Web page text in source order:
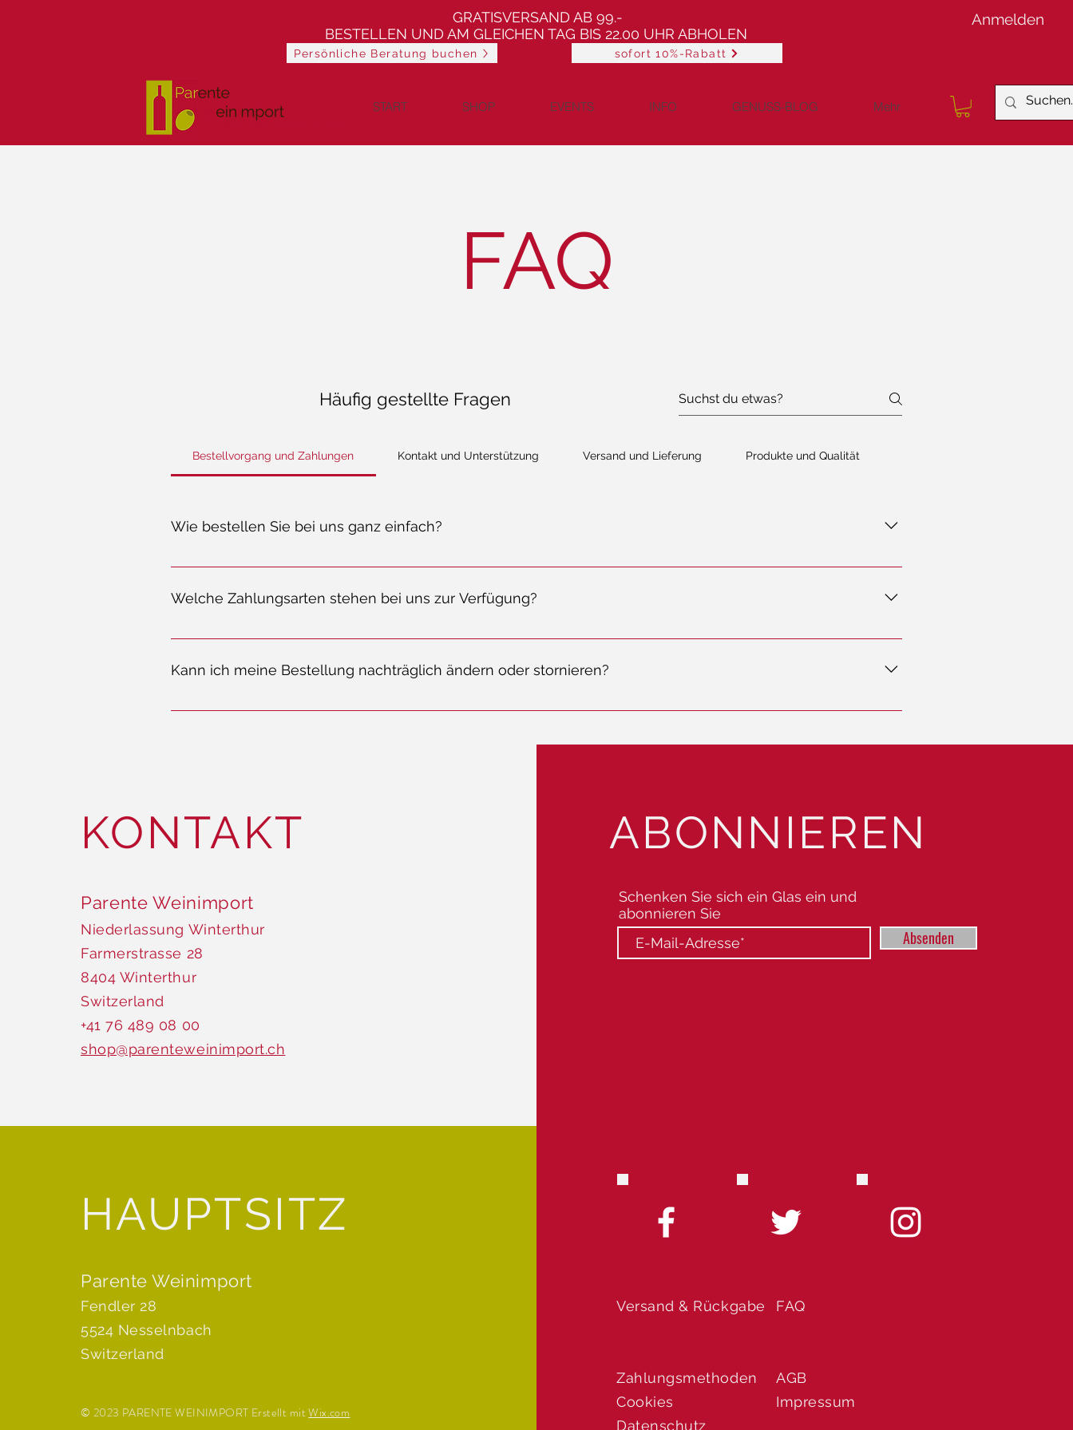
GRATISVERSAND AB 99.-
BESTELLEN UND AM GLEICHEN TAG BIS 22.00 UHR ABHOLEN
Persönliche Beratung buchen sofort 10%-Rabatt
Anmelden
START SHOP EVENTS INFO GENUSS-BLOG Mehr
FAQ
Häufig gestellte Fragen
Bestellvorgang und Zahlungen Kontakt und Unterstützung Versand und Lieferung Produkte und Qualität
Wie bestellen Sie bei uns ganz einfach?
Suchen Sie Ihr Lieblingsprodukt aus, legen Sie es in den Warenkorb und folgen Sie den einfachen Schritten zur Kasse. Ob als Gast oder mit
Welche Zahlungsarten stehen bei uns zur Verfügung?
Bei uns können Sie bequem mit TWINT, Kreditkarte, Debitkarte oder PayPal bezahlen. Natürlich sorgen wir dafür, dass Ihre Daten durch sichere,
Kann ich meine Bestellung nachträglich ändern oder stornieren?
Bitte kontaktieren Sie unseren Kundenservice so bald wie möglich, um Änderungen oder Stornierungen vorzunehmen. Änderungen sind abhängig vom
KONTAKT
Parente Weinimport
Niederlassung Winterthur
Farmerstrasse 28
8404 Winterthur
Switzerland
+41 76 489 08 00
shop@parenteweinimport.ch
ABONNIEREN
Schenken Sie sich ein Glas ein und
abonnieren Sie
Absenden
HAUPTSITZ
Parente Weinimport
Fendler 28
5524 Nesselnbach
Switzerland
© 2023 PARENTE WEINIMPORT Erstellt mitWix.com
Versand & Rückgabe FAQ
Zahlungsmethoden
Cookies
AGB
Impressum
Datenschutz